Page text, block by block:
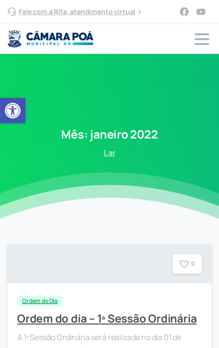
Abrir a barra de ferramentas
Fale com a Rita, atendimento virtual
Mês: janeiro2022
Lar
0
Ordem do Dia
Ordem do dia – 1ª Sessão Ordinária
A 1ª Sessão Ordinária será realizada no dia 01 de